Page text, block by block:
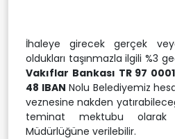
İhaleye girecek gerçek
oldukları taşınmazla ilgili %3
Vakıflar Bankası TR 97
48 IBAN Nolu Belediyemiz
veznesine nakden
teminat mektubu
Müdürlüğüne verilebilir.